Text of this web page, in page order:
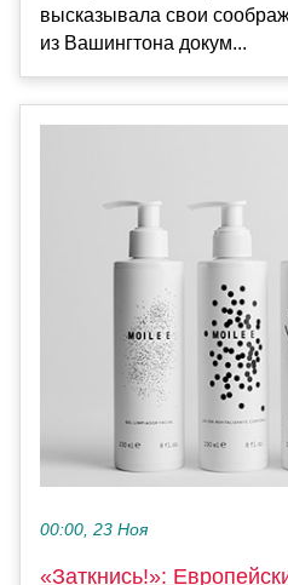
высказывала свои
из Вашингтона докум...
00:00, 23 Ноя
«Заткнись!»: